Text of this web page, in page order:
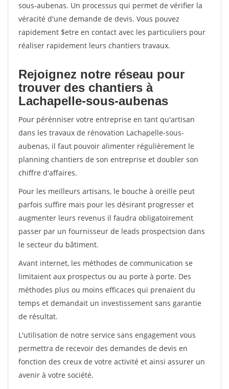
sous-aubenas. Un processus qui permet de vérifier la
véracité d'une demande de devis. Vous pouvez
rapidement $etre en contact avec les particuliers pour
réaliser rapidement leurs chantiers travaux.
Rejoignez notre réseau pour
trouver des chantiers à
Lachapelle-sous-aubenas
Pour pérénniser votre entreprise en tant qu'artisan
dans les travaux de rénovation Lachapelle-sous-
aubenas, il faut pouvoir alimenter régulièrement le
planning chantiers de son entreprise et doubler son
chiffre d'affaires.
Pour les meilleurs artisans, le bouche à oreille peut
parfois suffire mais pour les désirant progresser et
augmenter leurs revenus il faudra obligatoirement
passer par un fournisseur de leads prospectsion dans
le secteur du bâtiment.
Avant internet, les méthodes de communication se
limitaient aux prospectus ou au porte à porte. Des
méthodes plus ou moins efficaces qui prenaient du
temps et demandait un investissement sans garantie
de résultat.
L'utilisation de notre service sans engagement vous
permettra de recevoir des demandes de devis en
fonction des creux de votre activité et ainsi assurer un
avenir à votre société.